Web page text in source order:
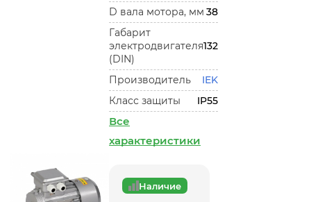
D вала мотора, мм 38
Габарит
электродвигателя
(DIN)
132
Производитель
IEK
Класс защиты
IP55
Все
характеристики
Наличие